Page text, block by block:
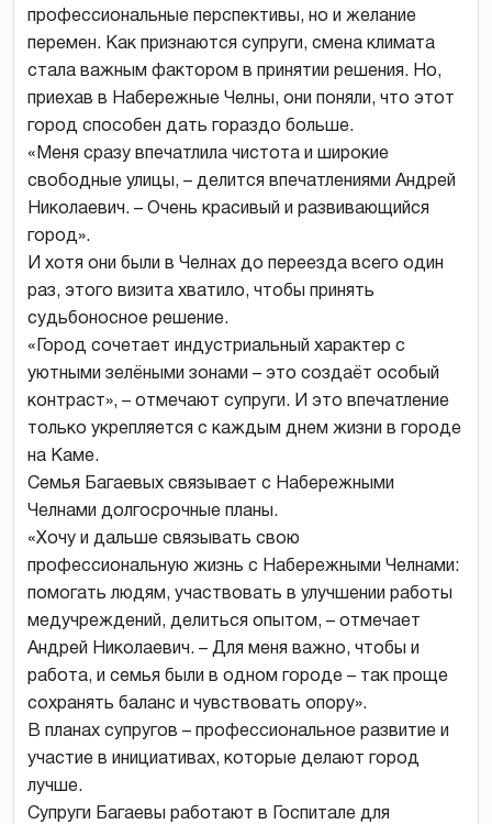
профессиональные перспективы, но и желание
перемен. Как признаются супруги, смена климата
стала важным фактором в принятии решения. Но,
приехав в Набережные Челны, они поняли, что этот
город способен дать гораздо больше.
«Меня сразу впечатлила чистота и широкие
свободные улицы, – делится впечатлениями Андрей
Николаевич. – Очень красивый и развивающийся
город».
И хотя они были в Челнах до переезда всего один
раз, этого визита хватило, чтобы принять
судьбоносное решение.
«Город сочетает индустриальный характер с
уютными зелёными зонами – это создаёт особый
контраст», – отмечают супруги. И это впечатление
только укрепляется с каждым днем жизни в городе
на Каме.
Семья Багаевых связывает с Набережными
Челнами долгосрочные планы.
«Хочу и дальше связывать свою
профессиональную жизнь с Набережными Челнами:
помогать людям, участвовать в улучшении работы
медучреждений, делиться опытом, – отмечает
Андрей Николаевич. – Для меня важно, чтобы и
работа, и семья были в одном городе – так проще
сохранять баланс и чувствовать опору».
В планах супругов – профессиональное развитие и
участие в инициативах, которые делают город
лучше.
Супруги Багаевы работают в Госпитале для